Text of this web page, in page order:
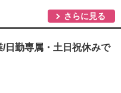
さらに見る
日勤専属・土日祝休みで